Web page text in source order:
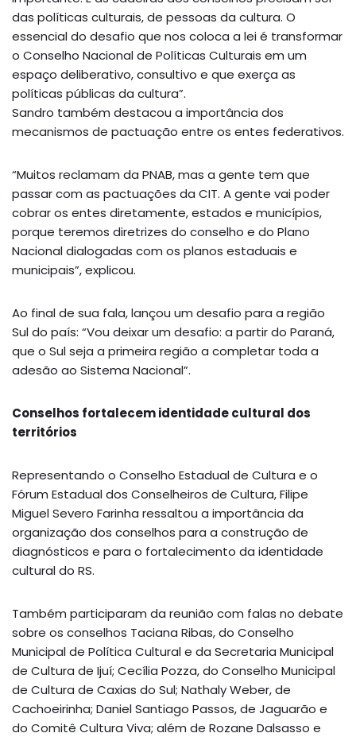
das políticas culturais, de pessoas da cultura. O
essencial do desafio que nos coloca a lei é transformar
o Conselho Nacional de Políticas Culturais em um
espaço deliberativo, consultivo e que exerça as
políticas públicas da cultura”.
Sandro também destacou a importância dos
mecanismos de pactuação entre os entes federativos.
“Muitos reclamam da PNAB, mas a gente tem que
passar com as pactuações da CIT. A gente vai poder
cobrar os entes diretamente, estados e municípios,
porque teremos diretrizes do conselho e do Plano
Nacional dialogadas com os planos estaduais e
municipais”, explicou.
Ao final de sua fala, lançou um desafio para a região
Sul do país: “Vou deixar um desafio: a partir do Paraná,
que o Sul seja a primeira região a completar toda a
adesão ao Sistema Nacional”.
Conselhos fortalecem identidade cultural dos
territórios
Representando o Conselho Estadual de Cultura e o
Fórum Estadual dos Conselheiros de Cultura, Filipe
Miguel Severo Farinha ressaltou a importância da
organização dos conselhos para a construção de
diagnósticos e para o fortalecimento da identidade
cultural do RS.
Também participaram da reunião com falas no debate
sobre os conselhos Taciana Ribas, do Conselho
Municipal de Política Cultural e da Secretaria Municipal
de Cultura de Ijuí; Cecília Pozza, do Conselho Municipal
de Cultura de Caxias do Sul; Nathaly Weber, de
Cachoeirinha; Daniel Santiago Passos, de Jaguarão e
do Comitê Cultura Viva; além de Rozane Dalsasso e